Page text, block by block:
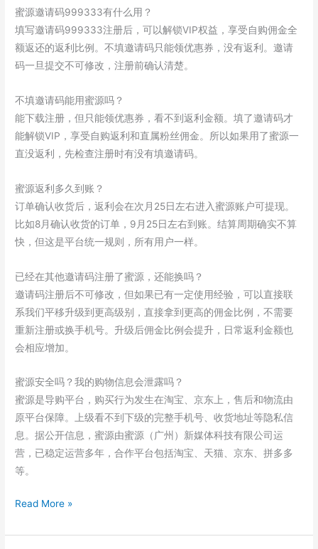
蜜源邀请码999333有什么用？
填写邀请码999333注册后，可以解锁VIP权益，享受自购佣金全
额返还的返利比例。不填邀请码只能领优惠券，没有返利。邀请
码一旦提交不可修改，注册前确认清楚。
不填邀请码能用蜜源吗？
能下载注册，但只能领优惠券，看不到返利金额。填了邀请码才
能解锁VIP，享受自购返利和直属粉丝佣金。所以如果用了蜜源一
直没返利，先检查注册时有没有填邀请码。
蜜源返利多久到账？
订单确认收货后，返利会在次月25日左右进入蜜源账户可提现。
比如8月确认收货的订单，9月25日左右到账。结算周期确实不算
快，但这是平台统一规则，所有用户一样。
已经在其他邀请码注册了蜜源，还能换吗？
邀请码注册后不可修改，但如果已有一定使用经验，可以直接联
系我们平移升级到更高级别，直接拿到更高的佣金比例，不需要
重新注册或换手机号。升级后佣金比例会提升，日常返利金额也
会相应增加。
蜜源安全吗？我的购物信息会泄露吗？
蜜源是导购平台，购买行为发生在淘宝、京东上，售后和物流由
原平台保障。上级看不到下级的完整手机号、收货地址等隐私信
息。据公开信息，蜜源由蜜源（广州）新媒体科技有限公司运
营，已稳定运营多年，合作平台包括淘宝、天猫、京东、拼多多
等。
蜜
没
Read More »